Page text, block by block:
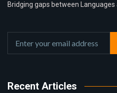
Bridging gaps between Languages
Recent Articles